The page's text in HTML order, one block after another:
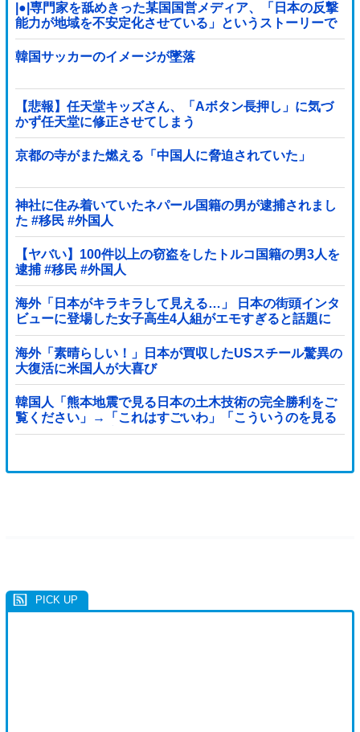
|●|専門家を舐めきった某国国営メディア、「日本の反撃
能力が地域を不安定化させている」というストーリーで
番組制作を進めようとするも……
韓国サッカーのイメージが墜落
【悲報】任天堂キッズさん、「Aボタン長押し」に気づ
かず任天堂に修正させてしまう
京都の寺がまた燃える「中国人に脅迫されていた」
神社に住み着いていたネパール国籍の男が逮捕されまし
た #移民 #外国人
【ヤバい】100件以上の窃盗をしたトルコ国籍の男3人を
逮捕 #移民 #外国人
海外「日本がキラキラして見える…」 日本の街頭インタ
ビューに登場した女子高生4人組がエモすぎると話題に
海外「素晴らしい！」日本が買収したUSスチール驚異の
大復活に米国人が大喜び
韓国人「熊本地震で見る日本の土木技術の完全勝利をご
覧ください」→「これはすごいわ」「こういうのを見る
と日本人は何か適当に作る感じがしない・・・」「あれ